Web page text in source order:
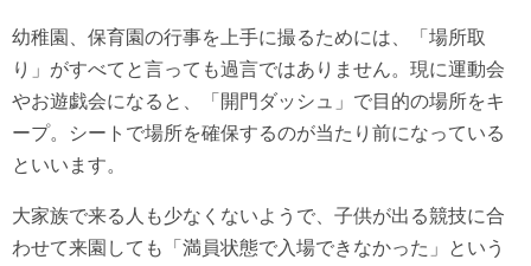
幼稚園、保育園の行事を上手に撮るためには、「場所取
り」がすべてと言っても過言ではありません。現に運動会
やお遊戯会になると、「開門ダッシュ」で目的の場所をキ
ープ。シートで場所を確保するのが当たり前になっている
といいます。
大家族で来る人も少なくないようで、子供が出る競技に合
わせて来園しても「満員状態で入場できなかった」という